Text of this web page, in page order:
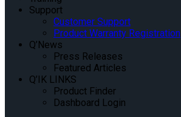
Support
Customer Support
Product Warranty Registration
Q’News
Press Releases
Featured Articles
Q’IK LINKS
Product Finder
Dashboard Login